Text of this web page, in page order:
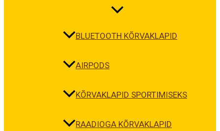
BLUETOOTH KÕRVAKLAPID
AIRPODS
KÕRVAKLAPID SPORTIMISEKS
RAADIOGA KÕRVAKLAPID